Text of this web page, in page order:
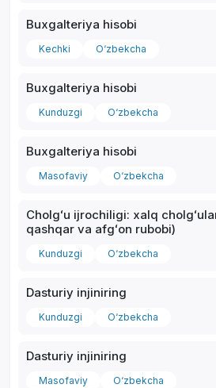
Buxgalteriya hisobi
Kechki O‘zbekcha
Buxgalteriya hisobi
Kunduzgi O‘zbekcha
Buxgalteriya hisobi
Masofaviy O‘zbekcha
Cholgʻu ijrochiligi: xalq
qashqar va afgʻon rubobi)
Kunduzgi O‘zbekcha
Dasturiy injiniring
Kunduzgi O‘zbekcha
Dasturiy injiniring
Masofaviy O‘zbekcha